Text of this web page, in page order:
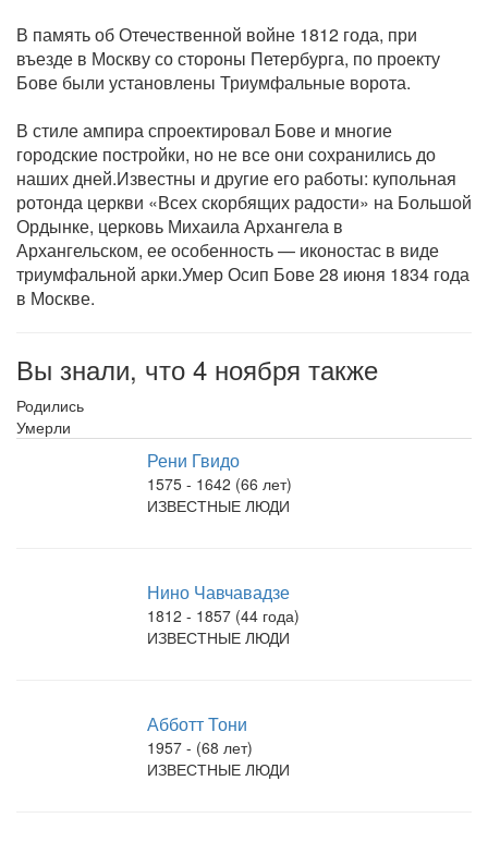
В память об Отечественной войне 1812 года, при
въезде в Москву со стороны Петербурга, по проекту
Бове были установлены Триумфальные ворота.
В стиле ампира спроектировал Бове и многие
городские постройки, но не все они сохранились до
наших дней.Известны и другие его работы: купольная
ротонда церкви «Всех скорбящих радости» на Большой
Ордынке, церковь Михаила Архангела в
Архангельском, ее особенность — иконостас в виде
триумфальной арки.Умер Осип Бове 28 июня 1834 года
в Москве.
Вы знали, что 4 ноября также
Родились
Умерли
Рени Гвидо
1575 - 1642 (66 лет)
ИЗВЕСТНЫЕ ЛЮДИ
Нино Чавчавадзе
1812 - 1857 (44 года)
ИЗВЕСТНЫЕ ЛЮДИ
Абботт Тони
1957 - (68 лет)
ИЗВЕСТНЫЕ ЛЮДИ